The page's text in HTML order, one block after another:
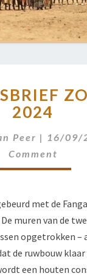
ZOMER
2024
2024
Peer | 16/09/
Comment
met de
De muren van de
opgetrokken –
de ruwbouw klaar
een houten